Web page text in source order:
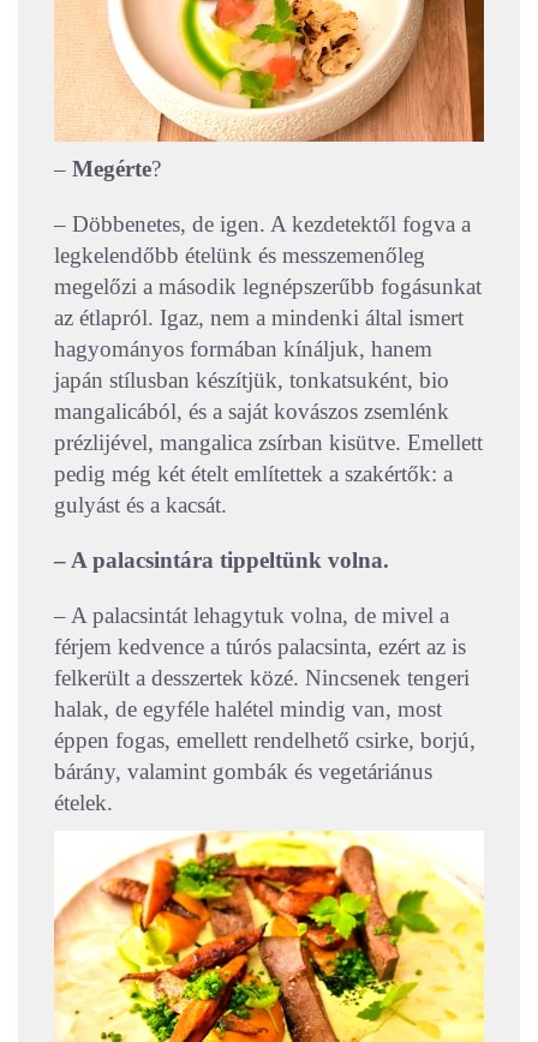
– Megérte?
– Döbbenetes, de igen. A kezdetektől fogva a
legkelendőbb ételünk és messzemenőleg
megelőzi a második legnépszerűbb fogásunkat
az étlapról. Igaz, nem a mindenki által ismert
hagyományos formában kínáljuk, hanem
japán stílusban készítjük, tonkatsuként, bio
mangalicából, és a saját kovászos zsemlénk
prézlijével, mangalica zsírban kisütve. Emellett
pedig még két ételt említettek a szakértők: a
gulyást és a kacsát.
– A palacsintára tippeltünk volna.
– A palacsintát lehagytuk volna, de mivel a
férjem kedvence a túrós palacsinta, ezért az is
felkerült a desszertek közé. Nincsenek tengeri
halak, de egyféle halétel mindig van, most
éppen fogas, emellett rendelhető csirke, borjú,
bárány, valamint gombák és vegetáriánus
ételek.